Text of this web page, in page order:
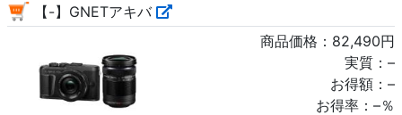
【-】GNETアキバ
商品価格： 82,490円
実質： –
お得額： –
お得率： –％